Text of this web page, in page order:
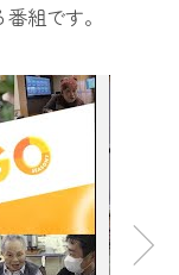
組です。